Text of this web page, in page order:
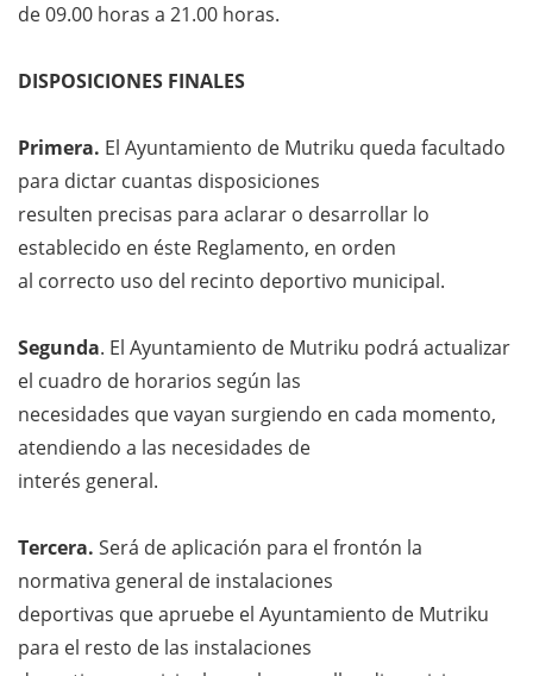
de 09.00 horas a 21.00 horas.
DISPOSICIONES FINALES
Primera. El Ayuntamiento de Mutriku queda facultado
para dictar cuantas disposiciones
resulten precisas para aclarar o desarrollar lo
establecido en éste Reglamento, en orden
al correcto uso del recinto deportivo municipal.
Segunda. El Ayuntamiento de Mutriku podrá actualizar
el cuadro de horarios según las
necesidades que vayan surgiendo en cada momento,
atendiendo a las necesidades de
interés general.
Tercera. Será de aplicación para el frontón la
normativa general de instalaciones
deportivas que apruebe el Ayuntamiento de Mutriku
para el resto de las instalaciones